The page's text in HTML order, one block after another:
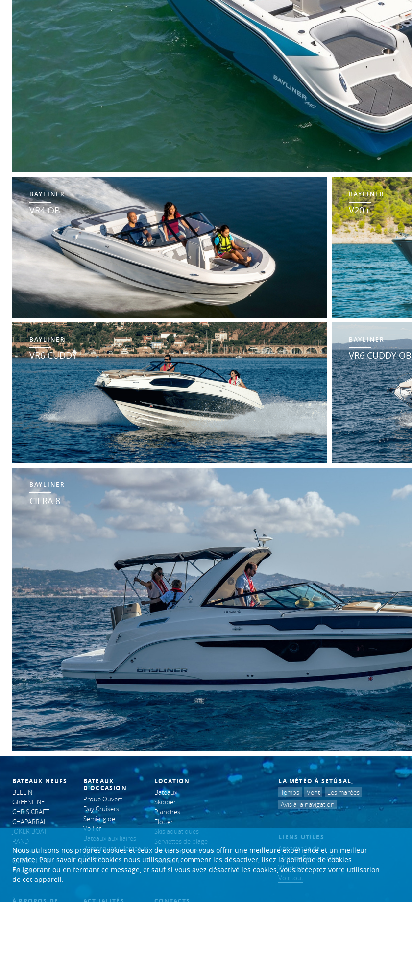
BAYLINER
VR4 OB
BAYLINER
V20 i
BAYLINER
VR6 CUDDY
BAYLINER
VR6 CUDDY OB
BAYLINER
CIERA 8
BATEAUX NEUFS
BELLINI
GREENLINE
CHRIS CRAFT
CHAPARRAL
JOKER BOAT
RAND
BAYLINER
QUICKSILVER
En stock
BATEAUX
D'OCCASION
Proue Ouvert
Day Cruisers
Semi-rigide
Voilier
Bateaux auxiliaires
Remorques / Berceaux
Moteurs
LOCATION
Bateaux
Skipper
Planches
Flotter
Skis aquatiques
Serviettes de plage
Termes et Conditions -
Location
À PROPOS DE
ACTUALITÉS
CONTACTS
LA MÉTÉO À SETÚBAL,
Temps Vent
Les marées
Avis à la navigation
LIENS UTILES
Agendar Saida
Livro de Reclamações
Windguru
Voir tout
Nous utilisons nos propres cookies et ceux de tiers pour vous offrir une meilleure expérience et un meilleur
service. Pour savoir quels cookies nous utilisons et comment les désactiver, lisez la politique de cookies.
En ignorant ou en fermant ce message, et sauf si vous avez désactivé les cookies, vous acceptez votre utilisation
de cet appareil.